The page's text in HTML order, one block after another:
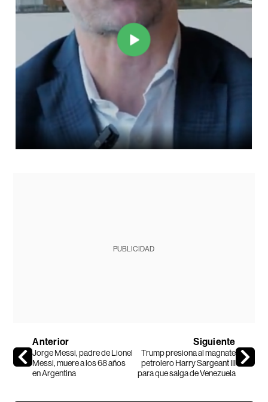
PUBLICIDAD
Anterior
Jorge Messi, padre de Lionel
Messi, muere a los 68 años
en Argentina
Siguiente
Trump presiona al magnate
petrolero Harry Sargeant III
para que salga de Venezuela